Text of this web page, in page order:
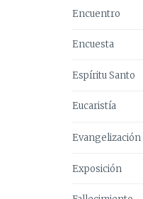
Encuentro
Encuesta
Espíritu Santo
Eucaristía
Evangelización
Exposición